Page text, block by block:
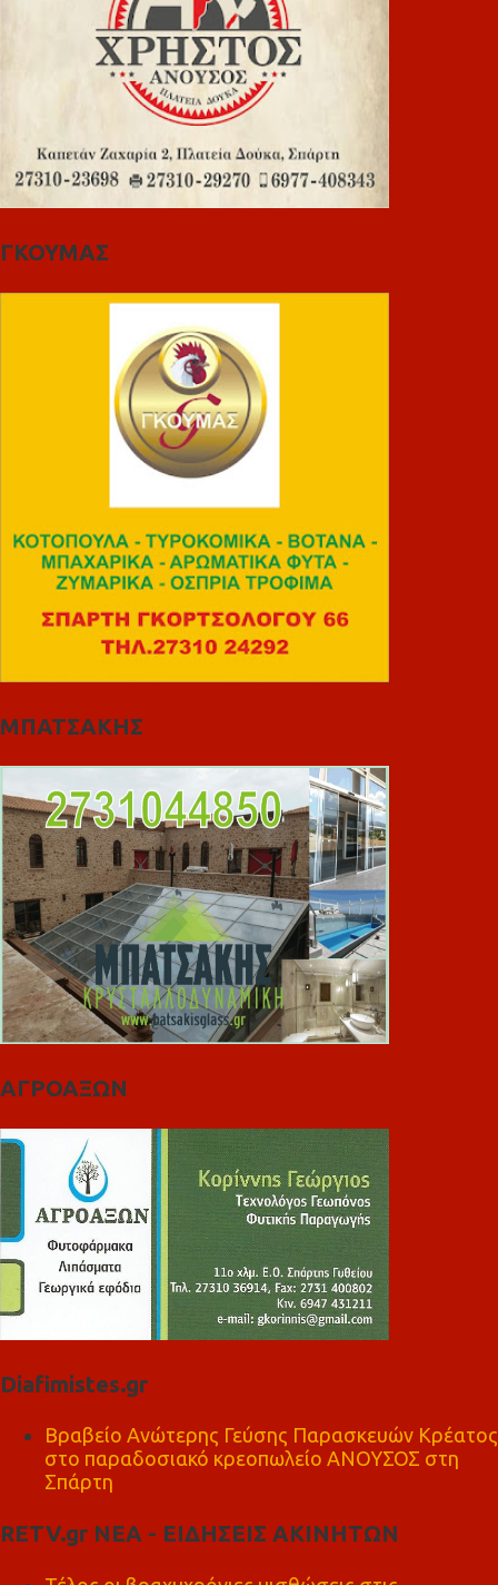
ΓΚΟΥΜΑΣ
ΜΠΑΤΣΑΚΗΣ
ΑΓΡΟΑΞΩΝ
Diafimistes.gr
Βραβείο Ανώτερης Γεύσης Παρασκευών Κρέατος
στο παραδοσιακό κρεοπωλείο ΑΝΟΥΣΟΣ στη
Σπάρτη
RETV.gr ΝΕΑ - ΕΙΔΗΣΕΙΣ ΑΚΙΝΗΤΩΝ